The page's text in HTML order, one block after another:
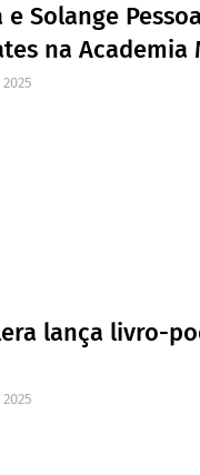
e Solange
na Academia
lança livro-